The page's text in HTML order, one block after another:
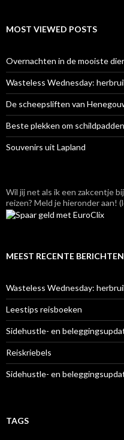
MOST VIEWED POSTS
Overnachten in de mooiste
Wasteless Wednesday:
De scheepsliften van
Beste plekken om
Souvenirs uit Lapland
Wil jij net als ik een zakcentje
reizen? Meld je hieronder aan!
MEEST RECENTE BERICHTEN
Wasteless Wednesday:
Leestips reisboeken
Sidehustle- en
Reiskriebels
Sidehustle- en
TAGS